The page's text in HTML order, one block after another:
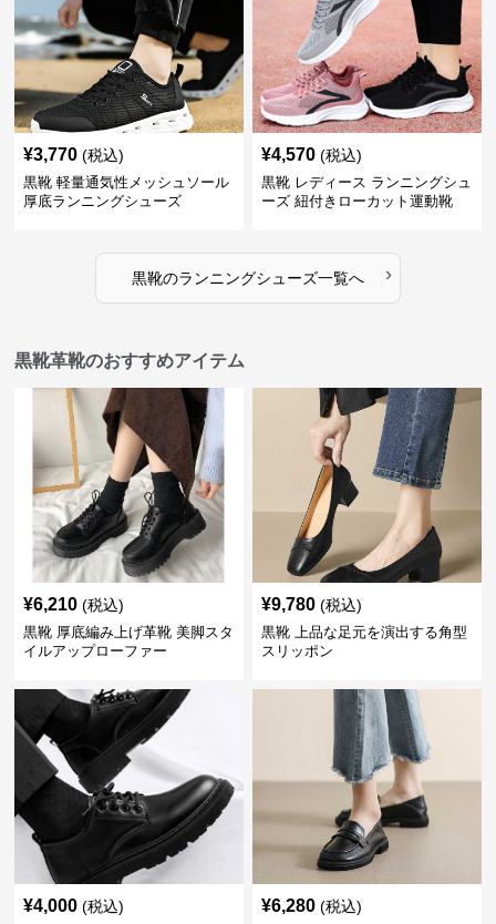
¥3,770 (税込)
黒靴 軽量通気性メッシュソール
厚底ランニングシューズ
¥4,570 (税込)
黒靴 レディース ランニングシュ
ーズ 紐付きローカット運動靴
黒靴のランニングシューズ一覧へ ›
黒靴革靴のおすすめアイテム
¥6,210 (税込)
黒靴 厚底編み上げ革靴 美脚スタ
イルアップローファー
¥9,780 (税込)
黒靴 上品な足元を演出する角型
スリッポン
¥4,000 (税込) ¥6,280 (税込)